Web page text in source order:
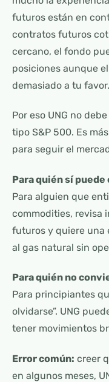
futuros están en
contratos futuros
cercano, el fondo
posiciones aunque
demasiado a tu favor.
Por eso UNG no
tipo S&P 500. Es
para seguir el
Para quién sí puede
Para alguien que
commodities, revisa
futuros y quiere una
al gas natural sin
Para quién no
Para principiantes
olvidarse”. UNG
tener movimientos
Error común: creer
en algunos meses,